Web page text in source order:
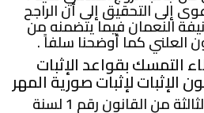
إلى التحقيق إلى أن الراجح
النعمان فيما يتضمنه من
العلني كما أوضحنا سلفاً .
التمسك بقواعد الإثبات
الإثبات لإثبات صورية المهر
طبقاً لصريح نص المادة الثالثة من القانون رقم 1 لسنة